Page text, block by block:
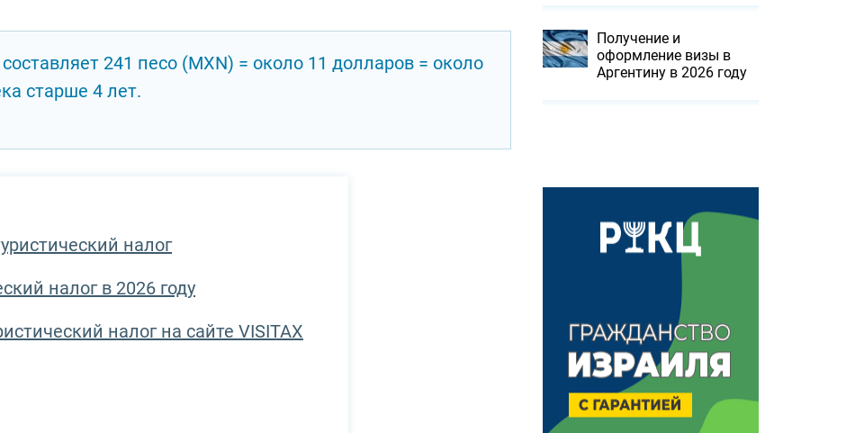
241 песо (MXN) = около 11 долларов = около
старше 4 лет.
налог
налог в 2026 году
налог на сайте VISITAX
Получение и
оформление визы в
Аргентину в 2026 году